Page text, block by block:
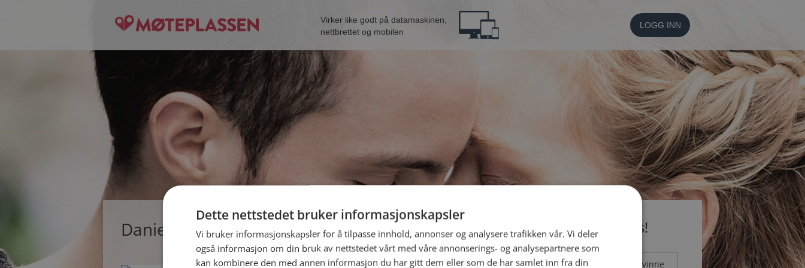
Virker like godt på datamaskinen,
nettbrettet og mobilen
LOGG INN
Daniel, single mann fra Skien Bli medlem gratis!
Jeg er en: Mann Kvinne
Dette nettstedet bruker informasjonskapsler
Vi bruker informasjonskapsler for å tilpasse innhold, annonser og analysere trafikken vår. Vi deler
også informasjon om din bruk av nettstedet vårt med våre annonserings- og analysepartnere som
kan kombinere den med annen informasjon du har gitt dem eller som de har samlet inn fra din